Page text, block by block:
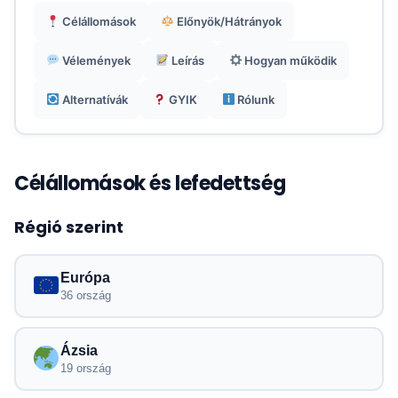
adatkapcsolaton keresztül.
Célállomások Előnyök/Hátrányok
Vélemények Leírás Hogyan működik
Alternatívák GYIK Rólunk
Célállomások és lefedettség
Régió szerint
Európa
36 ország
Ázsia
19 ország